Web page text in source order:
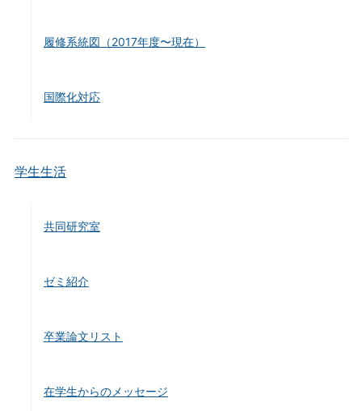
履修系統図（2017年度〜現在）
国際化対応
学生生活
共同研究室
ゼミ紹介
卒業論文リスト
在学生からのメッセージ